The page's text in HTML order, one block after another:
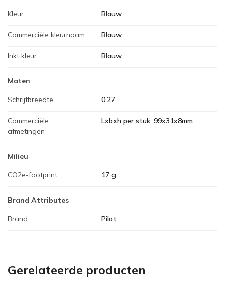
Kleur Blauw
Commerciële kleurnaam Blauw
Inkt kleur Blauw
Maten
Schrijfbreedte 0.27
Commerciële
afmetingen
Lxbxh per stuk: 99x31x8mm
Milieu
CO2e-footprint 17 g
Brand Attributes
Brand Pilot
Gerelateerde producten